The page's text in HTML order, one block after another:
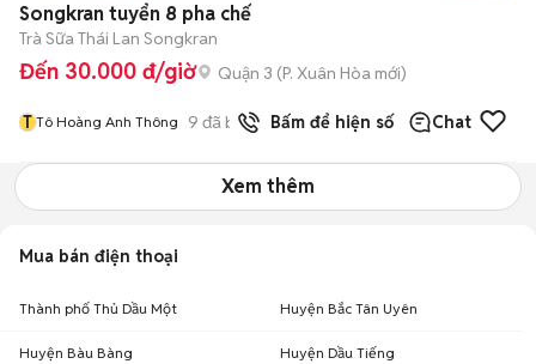
Songkran tuyển 8 pha chế
Trà Sữa Thái Lan Songkran
Đến 30.000 đ/giờ Quận 3 (P. Xuân Hòa mới)
T Tô Hoàng Anh Thông 9 đã bán Bấm để hiện số Chat
Xem thêm
Mua bán điện thoại
Thành phố Thủ Dầu Một Huyện Bắc Tân Uyên
Huyện Bàu Bàng Huyện Dầu Tiếng